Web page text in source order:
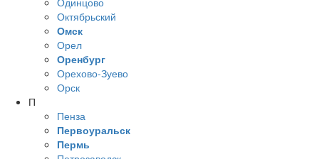
Октябрьский
Омск
Орел
Оренбург
Орехово-Зуево
Орск
П
Пенза
Первоуральск
Пермь